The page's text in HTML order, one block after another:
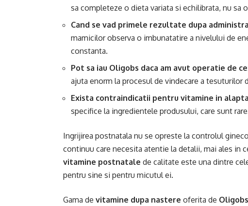
sa completeze o dieta variata si echilibrata, nu sa
Cand se vad primele rezultate dupa
mamicilor observa o imbunatatire a nivelului de
constanta.
Pot sa iau Oligobs daca am avut operatie de
ajuta enorm la procesul de vindecare a tesuturilor
Exista contraindicatii pentru vitamine in
specifice la ingredientele produsului, care sunt
Ingrijirea postnatala nu se opreste la controlul
continuu care necesita atentie la detalii, mai ales in
vitamine postnatale de calitate este una dintre
pentru sine si pentru micutul ei.
Gama de vitamine dupa nastere oferita de Oligobs